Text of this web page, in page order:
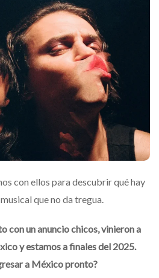
con ellos para descubrir qué hay
que no da tregua.
con un anuncio chicos, vinieron a
y estamos a finales del 2025.
a México pronto?